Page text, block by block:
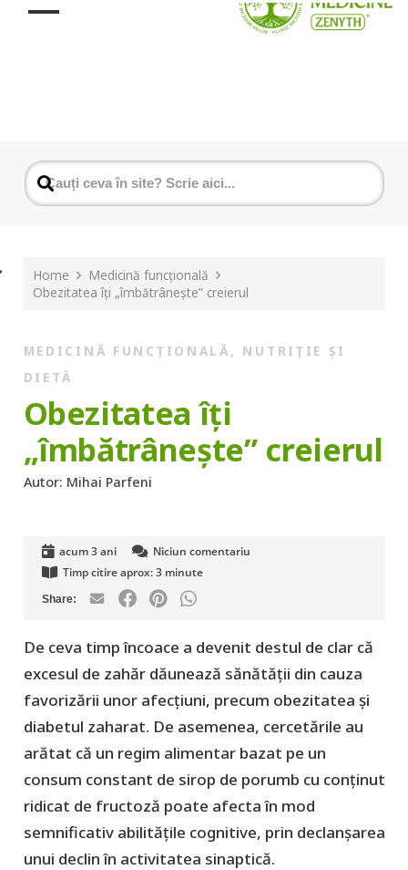
Home
Medicină funcțională
Obezitatea îți „îmbătrânește” creierul
MEDICINĂ FUNCȚIONALĂ , NUTRIȚIE ȘI
DIETĂ
Obezitatea îți
„îmbătrânește” creierul
Autor: Mihai Parfeni
acum 3 ani
Niciun comentariu
Timp citire aprox: 3 minute
De ceva timp încoace a devenit destul de clar că
excesul de zahăr dăunează sănătății din cauza
favorizării unor afecțiuni, precum obezitatea și
diabetul zaharat. De asemenea, cercetările au
arătat că un regim alimentar bazat pe un
consum constant de sirop de porumb cu conținut
ridicat de fructoză poate afecta în mod
semnificativ abilitățile cognitive, prin declanșarea
unui declin în activitatea sinaptică.